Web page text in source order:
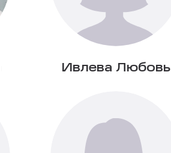
Ивлева Любовь